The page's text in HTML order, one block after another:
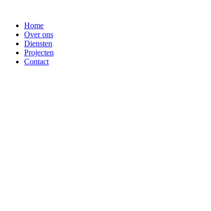
inhoud
Home
Over ons
Diensten
Projecten
Contact